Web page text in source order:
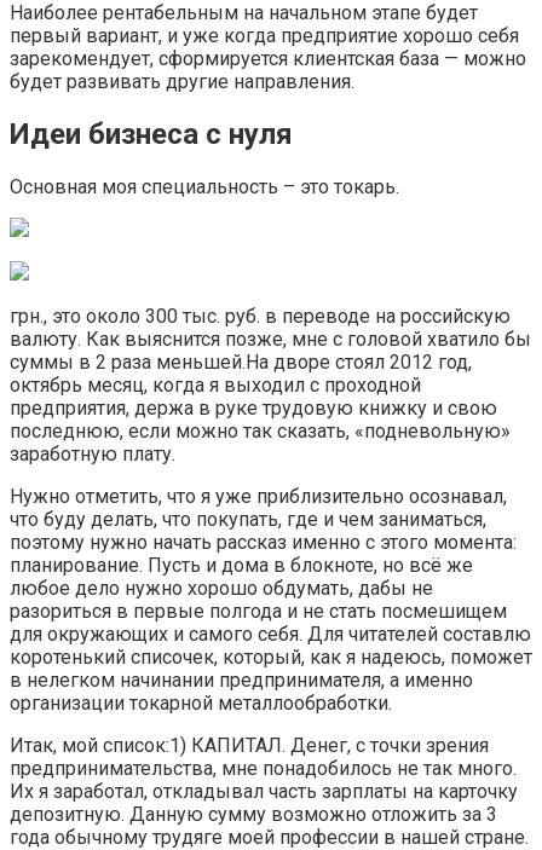
Наиболее рентабельным на начальном этапе будет
первый вариант, и уже когда предприятие хорошо себя
зарекомендует, сформируется клиентская база — можно
будет развивать другие направления.
Идеи бизнеса с нуля
Основная моя специальность – это токарь.
грн., это около 300 тыс. руб. в переводе на российскую
валюту. Как выяснится позже, мне с головой хватило бы
суммы в 2 раза меньшей.На дворе стоял 2012 год,
октябрь месяц, когда я выходил с проходной
предприятия, держа в руке трудовую книжку и свою
последнюю, если можно так сказать, «подневольную»
заработную плату.
Нужно отметить, что я уже приблизительно осознавал,
что буду делать, что покупать, где и чем заниматься,
поэтому нужно начать рассказ именно с этого момента:
планирование. Пусть и дома в блокноте, но всё же
любое дело нужно хорошо обдумать, дабы не
разориться в первые полгода и не стать посмешищем
для окружающих и самого себя. Для читателей составлю
коротенький списочек, который, как я надеюсь, поможет
в нелегком начинании предпринимателя, а именно
организации токарной металлообработки.
Итак, мой список:1) КАПИТАЛ. Денег, с точки зрения
предпринимательства, мне понадобилось не так много.
Их я заработал, откладывал часть зарплаты на карточку
депозитную. Данную сумму возможно отложить за 3
года обычному трудяге моей профессии в нашей стране.